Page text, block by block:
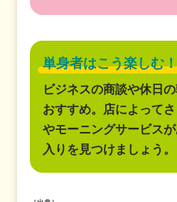
単身者はこう楽しむ！
ビジネスの商談や休日
おすすめ。店によって
やモーニングサービス
入りを見つけましょう。